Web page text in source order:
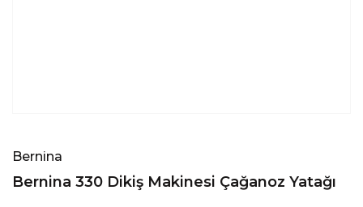
Bernina
Bernina 330 Dikiş Makinesi Çağanoz Yatağı